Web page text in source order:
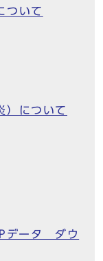
ついて
）について
データ ダウ